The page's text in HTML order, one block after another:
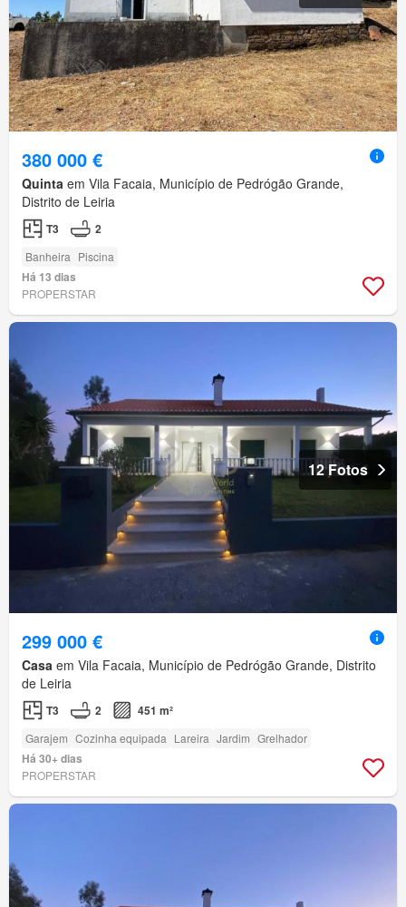
380 000 €
Quinta em Vila Facaia, Município de Pedrógão Grande,
Distrito de Leiria
T3 2
Banheira Piscina
Há 13 dias
PROPERSTAR
12 Fotos
299 000 €
Casa em Vila Facaia, Município de Pedrógão Grande, Distrito
de Leiria
T3 2 451 m²
Garajem Cozinha equipada Lareira Jardim Grelhador
Há 30+ dias
PROPERSTAR